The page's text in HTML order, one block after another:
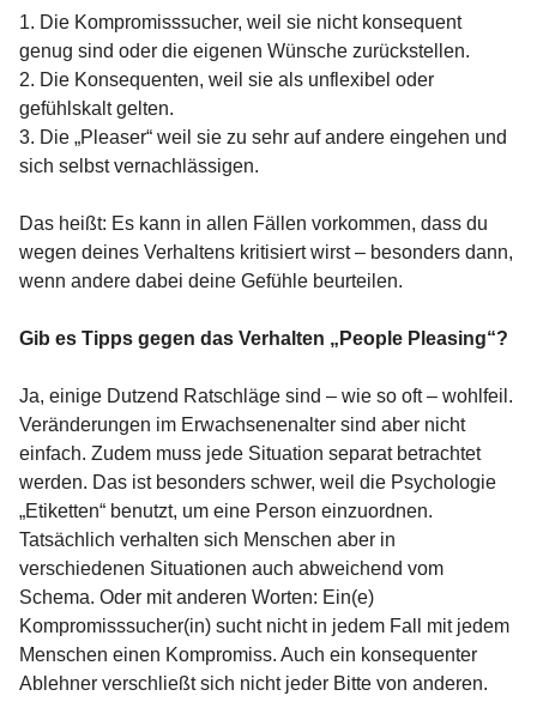
1. Die Kompromisssucher, weil sie nicht konsequent
genug sind oder die eigenen Wünsche zurückstellen.
2. Die Konsequenten, weil sie als unflexibel oder
gefühlskalt gelten.
3. Die „Pleaser“ weil sie zu sehr auf andere eingehen und
sich selbst vernachlässigen.
Das heißt: Es kann in allen Fällen vorkommen, dass du
wegen deines Verhaltens kritisiert wirst – besonders dann,
wenn andere dabei deine Gefühle beurteilen.
Gib es Tipps gegen das Verhalten „People Pleasing“?
Ja, einige Dutzend Ratschläge sind – wie so oft – wohlfeil.
Veränderungen im Erwachsenenalter sind aber nicht
einfach. Zudem muss jede Situation separat betrachtet
werden. Das ist besonders schwer, weil die Psychologie
„Etiketten“ benutzt, um eine Person einzuordnen.
Tatsächlich verhalten sich Menschen aber in
verschiedenen Situationen auch abweichend vom
Schema. Oder mit anderen Worten: Ein(e)
Kompromisssucher(in) sucht nicht in jedem Fall mit jedem
Menschen einen Kompromiss. Auch ein konsequenter
Ablehner verschließt sich nicht jeder Bitte von anderen.